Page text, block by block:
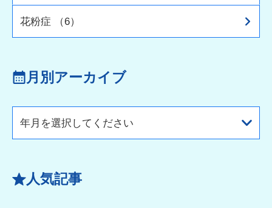
花粉症 （6）
月別アーカイブ
年月を選択してください
人気記事